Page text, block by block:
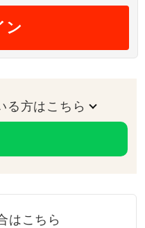
ン
る方はこちら
はこちら